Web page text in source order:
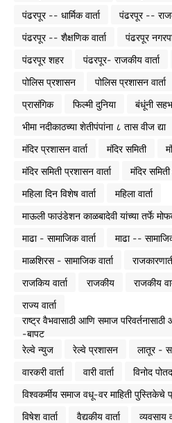
पंढरपूर -- धार्मिक वार्ता
पंढरपूर --
पंढरपूर -- शैक्षणिक वार्ता
पंढरपूर
पंढरपूर शहर
पंढरपूर- राजकीय वार्ता
पोलिस प्रशासन
पोलिस प्रशासन वार्ता
प्रासंगिक
फिल्मी दुनिया बंधूंनी
भीमा नदीकाठच्या शेतीपंपांना ८ तास वीज द्या
मंदिर प्रशासन वार्ता
मंदिर समिती
मंदिर समिती प्रशासन वार्ता
मंदिर समिती
महिला दिन विशेष वार्ता
महिला वार्ता
माऊली फाउंडेशन काळबादेवी यांच्या तर्फे
माढा - सामाजिक वार्ता
माढा --
माळशिरस - सामाजिक वार्ता
राजकिय वार्ता
राजकीय राजकीय
राज्य वार्ता
राष्ट्र वैभवासाठी आणि समाज
-बापट
रेल्वे न्युज
रेल्वे प्रशासन लातूर -
वारकरी वार्ता
वारी वार्ता
विनोद
विश्वकर्मीय समाज वधू-वर माहिती
विषेश वार्ता
वैद्यकीय वार्ता व्यवसाय